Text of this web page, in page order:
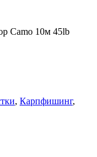
Camo 10м 45lb
, Карпфишинг,